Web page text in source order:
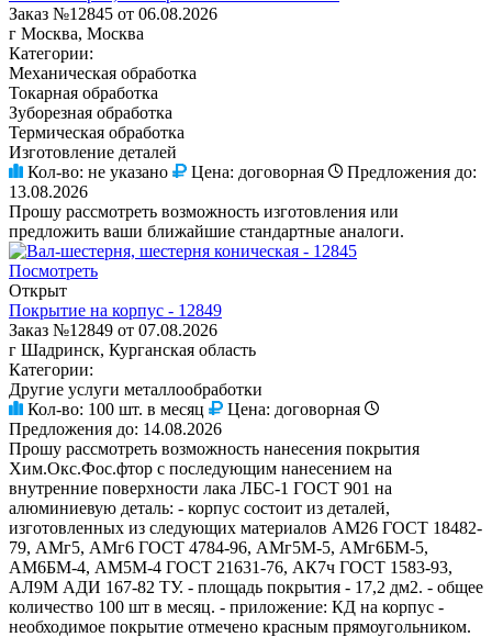
Заказ №12845 от 06.08.2026
г Москва, Москва
Категории:
Механическая обработка
Токарная обработка
Зуборезная обработка
Термическая обработка
Изготовление деталей
Кол-во: не указано Цена: договорная
Предложения до:
13.08.2026
Прошу рассмотреть возможность изготовления или
предложить ваши ближайшие стандартные аналоги.
Посмотреть
Открыт
Покрытие на корпус - 12849
Заказ №12849 от 07.08.2026
г Шадринск, Курганская область
Категории:
Другие услуги металлообработки
Кол-во: 100 шт. в месяц Цена: договорная
Предложения до: 14.08.2026
Прошу рассмотреть возможность нанесения покрытия
Хим.Окс.Фос.фтор с последующим нанесением на
внутренние поверхности лака ЛБС-1 ГОСТ 901 на
алюминиевую деталь: - корпус состоит из деталей,
изготовленных из следующих материалов АМ26 ГОСТ 18482-
79, АМг5, АМг6 ГОСТ 4784-96, АМг5М-5, АМг6БМ-5,
АМ6БМ-4, АМ5М-4 ГОСТ 21631-76, АК7ч ГОСТ 1583-93,
АЛ9М АДИ 167-82 ТУ. - площадь покрытия - 17,2 дм2. - общее
количество 100 шт в месяц. - приложение: КД на корпус -
необходимое покрытие отмечено красным прямоугольником.